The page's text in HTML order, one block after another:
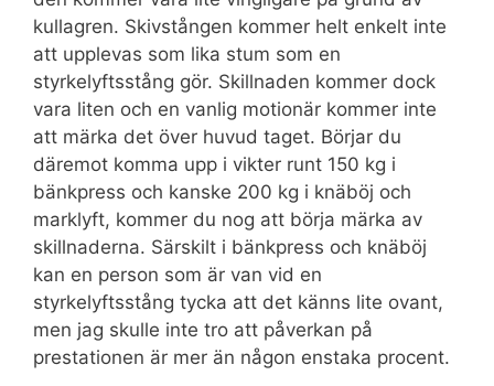
kullagren. Skivstången kommer helt enkelt inte
att upplevas som lika stum som en
styrkelyftsstång gör. Skillnaden kommer dock
vara liten och en vanlig motionär kommer inte
att märka det över huvud taget. Börjar du
däremot komma upp i vikter runt 150 kg i
bänkpress och kanske 200 kg i knäböj och
marklyft, kommer du nog att börja märka av
skillnaderna. Särskilt i bänkpress och knäböj
kan en person som är van vid en
styrkelyftsstång tycka att det känns lite ovant,
men jag skulle inte tro att påverkan på
prestationen är mer än någon enstaka procent.